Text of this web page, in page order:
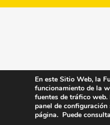
En este Sitio Web, la
funcionamiento de la
fuentes de tráfico
panel de
página. Puede